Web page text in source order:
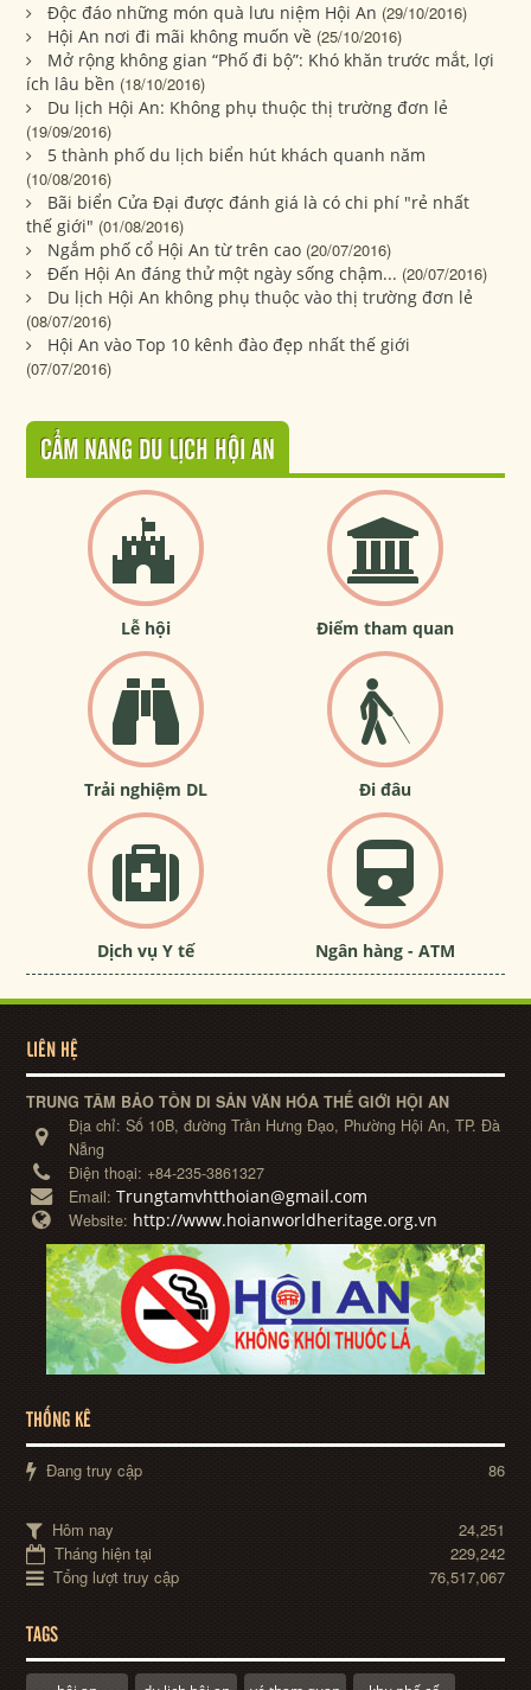
Độc đáo những món quà lưu niệm Hội An (29/10/2016)
Hội An nơi đi mãi không muốn về (25/10/2016)
Mở rộng không gian “Phố đi bộ”: Khó khăn trước mắt, lợi
ích lâu bền (18/10/2016)
Du lịch Hội An: Không phụ thuộc thị trường đơn lẻ
(19/09/2016)
5 thành phố du lịch biển hút khách quanh năm
(10/08/2016)
Bãi biển Cửa Đại được đánh giá là có chi phí "rẻ nhất
thế giới" (01/08/2016)
Ngắm phố cổ Hội An từ trên cao (20/07/2016)
Đến Hội An đáng thử một ngày sống chậm... (20/07/2016)
Du lịch Hội An không phụ thuộc vào thị trường đơn lẻ
(08/07/2016)
Hội An vào Top 10 kênh đào đẹp nhất thế giới
(07/07/2016)
CẨM NANG DU LỊCH HỘI AN
Lễ hội Điểm tham quan
Trải nghiệm DL Đi đâu
Dịch vụ Y tế Ngân hàng - ATM
LIÊN HỆ
TRUNG TÂM BẢO TỒN DI SẢN VĂN HÓA THẾ GIỚI HỘI AN
Địa chỉ:Số 10B, đường Trần Hưng Đạo, Phường Hội An, TP. Đà
Nẵng
Điện thoại: +84-235-3861327
Email:Trungtamvhtthoian@gmail.com
Website: http://www.hoianworldheritage.org.vn
THỐNG KÊ
Đang truy cập 86
Hôm nay
24,251
Tháng hiện tại
229,242
Tổng lượt truy cập
76,517,067
TAGS